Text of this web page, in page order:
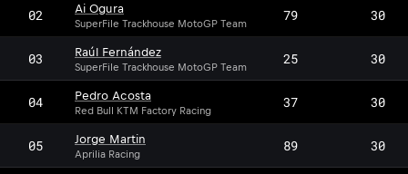
02 Ai Ogura
SuperFile Trackhouse MotoGP Team 79 30
03 Raúl Fernández
SuperFile Trackhouse MotoGP Team 25 30
04 Pedro Acosta
Red Bull KTM Factory Racing 37 30
05 Jorge Martin
Aprilia Racing 89 30